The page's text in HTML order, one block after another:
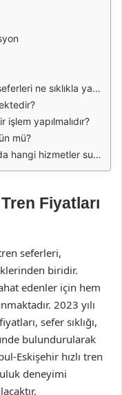
sıklıkla yapılmaktadır?
işlem yapılmalıdır?
mü?
hizmetler sunulmaktadır?
Fiyatları
seferleri,
biridir.
edenler için hem
2023 yılı
sefer sıklığı,
bulundurularak
Eskişehir hızlı tren
deneyimi